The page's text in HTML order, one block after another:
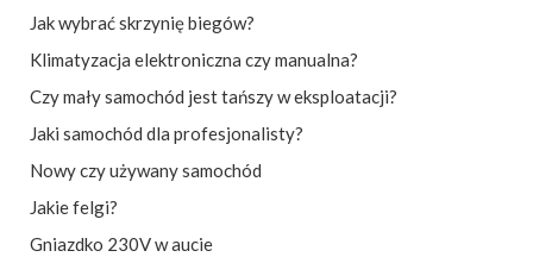
Jak wybrać skrzynię biegów?
Klimatyzacja elektroniczna czy manualna?
Czy mały samochód jest tańszy w eksploatacji?
Jaki samochód dla profesjonalisty?
Nowy czy używany samochód
Jakie felgi?
Gniazdko 230V w aucie